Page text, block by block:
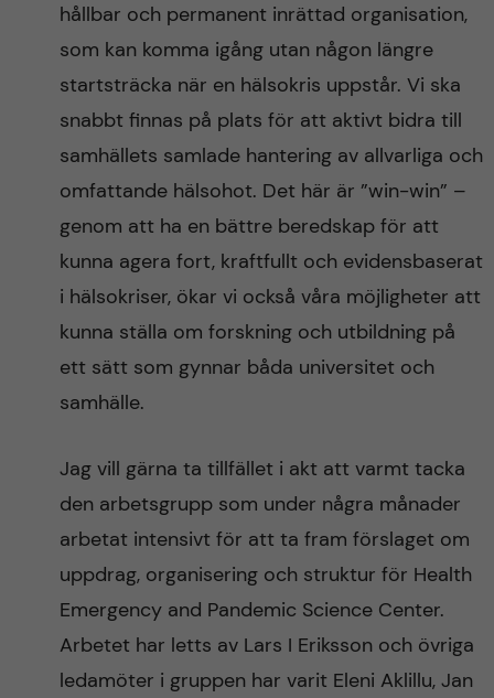
hållbar och permanent inrättad organisation,
som kan komma igång utan någon längre
startsträcka när en hälsokris uppstår. Vi ska
snabbt finnas på plats för att aktivt bidra till
samhällets samlade hantering av allvarliga och
omfattande hälsohot. Det här är ”win-win” –
genom att ha en bättre beredskap för att
kunna agera fort, kraftfullt och evidensbaserat
i hälsokriser, ökar vi också våra möjligheter att
kunna ställa om forskning och utbildning på
ett sätt som gynnar båda universitet och
samhälle.
Jag vill gärna ta tillfället i akt att varmt tacka
den arbetsgrupp som under några månader
arbetat intensivt för att ta fram förslaget om
uppdrag, organisering och struktur för Health
Emergency and Pandemic Science Center.
Arbetet har letts av Lars I Eriksson och övriga
ledamöter i gruppen har varit Eleni Aklillu, Jan